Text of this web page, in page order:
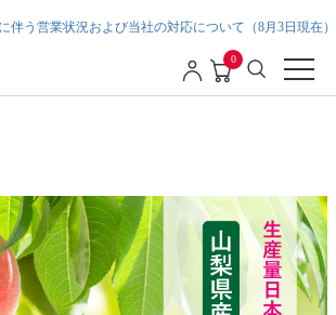
伴う営業状況および当社の対応について（8月3日現在）
0